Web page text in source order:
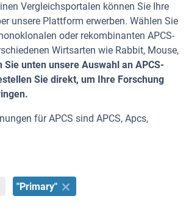
Vergleichsportalen können Sie Ihre
unsere Plattform erwerben. Wählen Sie
oder rekombinanten APCS-
Wirtsarten wie Rabbit, Mouse,
Sie unten unsere Auswahl an APCS-
Sie direkt, um Ihre Forschung
für APCS sind APCS, Apcs,
"Primary"